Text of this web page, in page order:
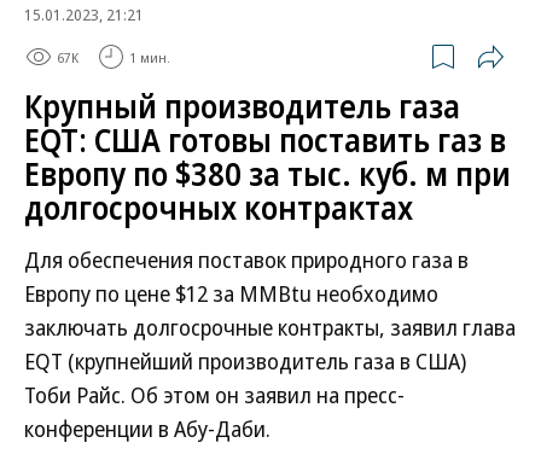
15.01.2023, 21:21
67K 1 мин.
Крупный производитель газа
EQT: США готовы поставить газ в
Европу по $380 за тыс. куб. м при
долгосрочных контрактах
Для обеспечения поставок природного газа в
Европу по цене $12 за MMBtu необходимо
заключать долгосрочные контракты, заявил глава
EQT (крупнейший производитель газа в США)
Тоби Райс. Об этом он заявил на пресс-
конференции в Абу-Даби.